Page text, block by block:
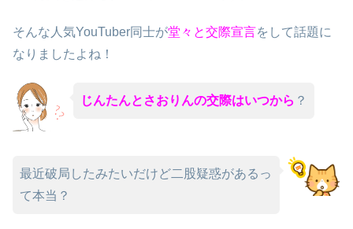
そんな人気YouTuber同士が堂々と交際宣言をして話題に
なりましたよね！
じんたんとさおりんの交際はいつから ？
最近破局したみたいだけど二股疑惑があるっ
て本当？